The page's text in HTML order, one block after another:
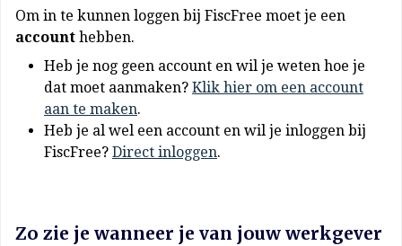
Om in te kunnen loggen bij FiscFree moet je een
account hebben.
Heb je nog geen account en wil je weten hoe je
dat moet aanmaken? Klik hier om een account
aan te maken.
Heb je al wel een account en wil je inloggen bij
FiscFree? Direct inloggen.
Zo zie je wanneer je van jouw werkgever